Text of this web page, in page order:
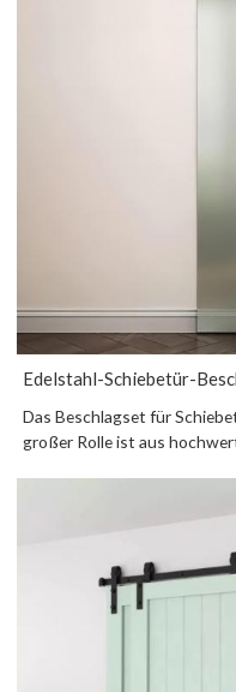
Edelstahl-Schiebetür-
Das Beschlagset für
großer Rolle ist aus